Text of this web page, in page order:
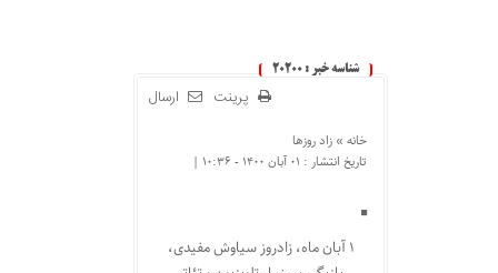
شناسه خبر : 20200
ارسال پرینت
خانه » زاد روزها
تاریخ انتشار : ۰۱ آبان ۱۴۰۰ - ۱۰:۳۶ |
۱ آبان ماه، زادروز سیاوش مفیدی،